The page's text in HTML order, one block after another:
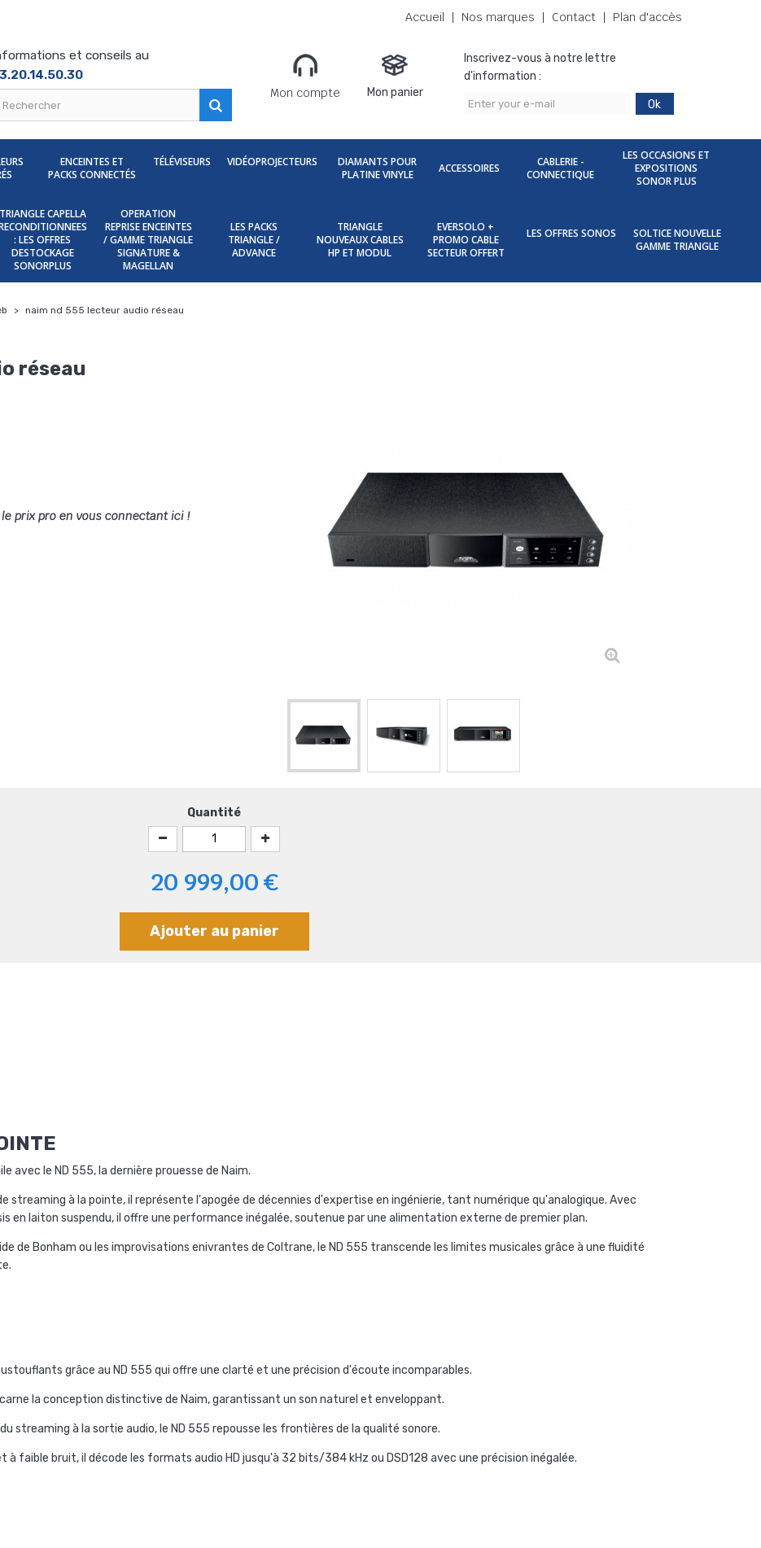
Accueil Nos marques Contact Plan d'accès
et conseils au
Mon compte
Mon panier
Inscrivez-vous à notre lettre
d'information :
Ok
ENCEINTES ET
PACKS CONNECTÉS
TÉLÉVISEURS VIDÉOPROJECTEURS
DIAMANTS POUR
PLATINE VINYLE
ACCESSOIRES
CABLERIE -
CONNECTIQUE
LES OCCASIONS ET
EXPOSITIONS
SONOR PLUS
TRIANGLE CAPELLA
: LES OFFRES
DESTOCKAGE
SONORPLUS
OPERATION
REPRISE ENCEINTES
/ GAMME TRIANGLE
SIGNATURE &
MAGELLAN
LES PACKS
TRIANGLE /
ADVANCE
TRIANGLE
NOUVEAUX CABLES
HP ET MODUL
EVERSOLO +
PROMO CABLE
SECTEUR OFFERT
LES OFFRES SONOS
SOLTICE NOUVELLE
GAMME TRIANGLE
> naim nd 555 lecteur audio réseau
réseau
prix pro en vous connectant ici !
Quantité
20 999,00 €
Ajouter au panier
avec le ND 555, la dernière prouesse de Naim.
streaming à la pointe, il représente l'apogée de décennies d'expertise en ingénierie, tant numérique qu'analogique. Avec
en laiton suspendu, il offre une performance inégalée, soutenue par une alimentation externe de premier plan.
de Bonham ou les improvisations enivrantes de Coltrane, le ND 555 transcende les limites musicales grâce à une fluidité
grâce au ND 555 qui offre une clarté et une précision d'écoute incomparables.
la conception distinctive de Naim, garantissant un son naturel et enveloppant.
streaming à la sortie audio, le ND 555 repousse les frontières de la qualité sonore.
à faible bruit, il décode les formats audio HD jusqu'à 32 bits/384 kHz ou DSD128 avec une précision inégalée.